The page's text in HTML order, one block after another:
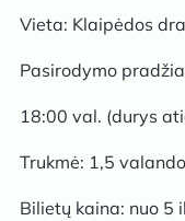
Vieta: Klaipėdos
Pasirodymo
18:00 val. (durys
Trukmė: 1,5
Bilietų kaina: nuo 5